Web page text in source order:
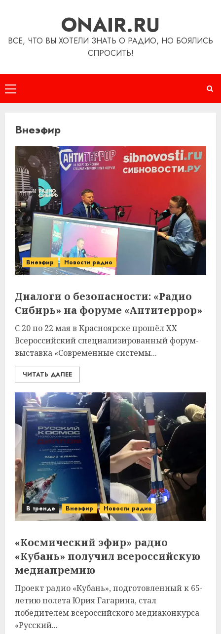
ONAIR.RU
ВСЕ, ЧТО ВЫ ХОТЕЛИ ЗНАТЬ О РАДИО, НО БОЯЛИСЬ
СПРОСИТЬ!
Основное
меню
Внеэфир
Внеэфир Новости радио
Диалоги о безопасности: «Радио
Сибирь» на форуме «Антитеррор»
С 20 по 22 мая в Красноярске прошёл XX
Всероссийский специализированный форум-
выставка «Современные системы...
ЧИТАТЬ ДАЛЕЕ
В тренде Внеэфир Новости радио
«Космический эфир» радио
«Кубань» получил всероссийскую
медиапремию
Проект радио «Кубань», подготовленный к 65-
летию полета Юрия Гагарина, стал
победителем всероссийского медиаконкурса
«Русский...